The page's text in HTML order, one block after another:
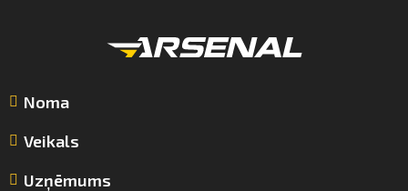
Noma
Veikals
Uzņēmums